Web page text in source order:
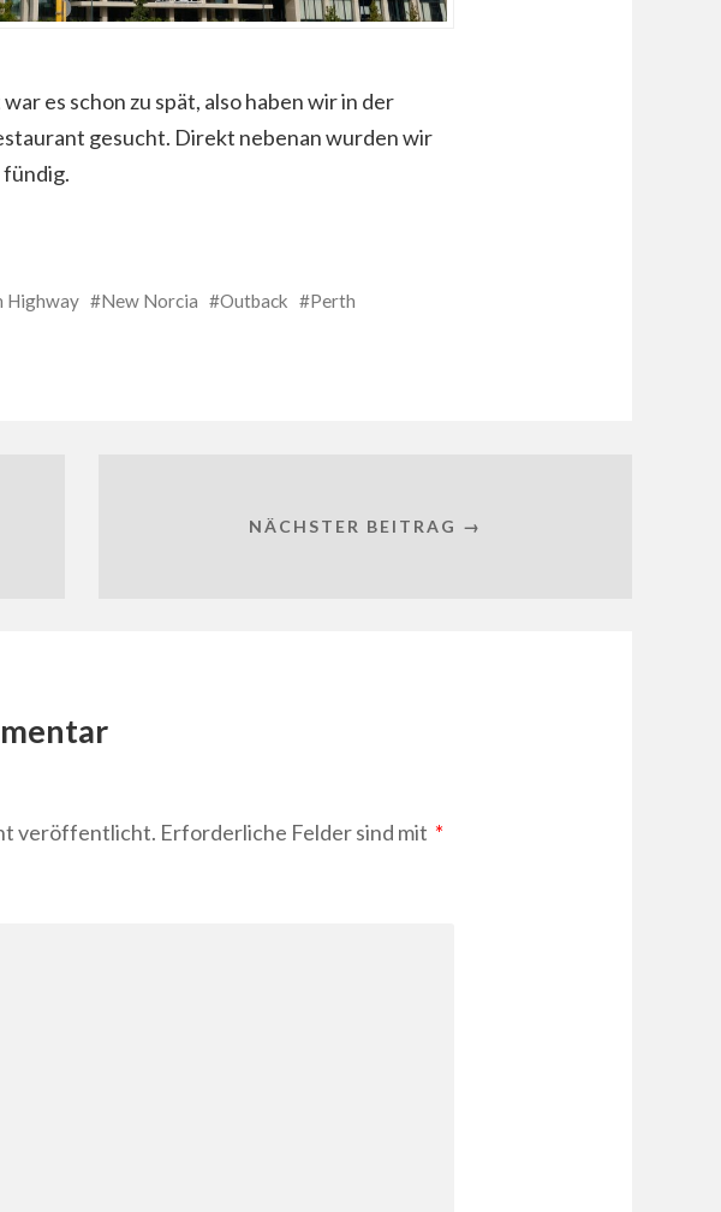
es schon zu spät, also haben wir in der
gesucht. Direkt nebenan wurden wir
fündig.
Highway New Norcia Outback
Perth
NÄCHSTER BEITRAG →
veröffentlicht. Erforderliche Felder sind mit *